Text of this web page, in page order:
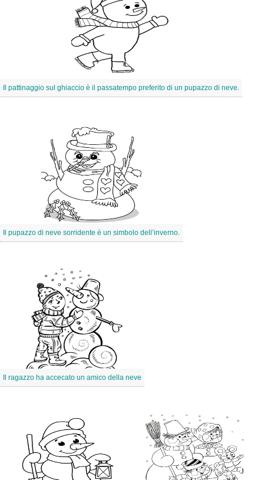
Il pattinaggio sul ghiaccio è il passatempo preferito di un pupazzo di neve.
Il pupazzo di neve sorridente è un simbolo dell’inverno.
Il ragazzo ha accecato un amico della neve